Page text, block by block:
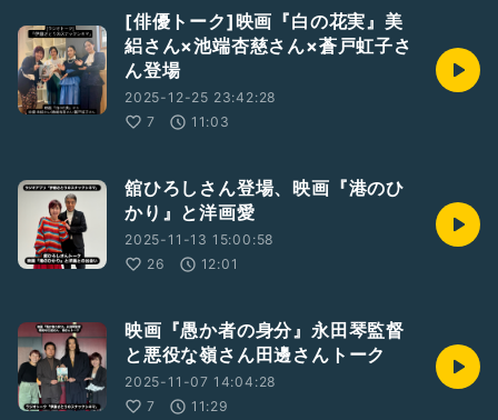
[俳優トーク]映画『白の花実』美
絽さん×池端杏慈さん×蒼戸虹子さ
ん登場
2025-12-25 23:42:28
7
11:03
舘ひろしさん登場、映画『港のひ
かり』と洋画愛
2025-11-13 15:00:58
26
12:01
映画『愚か者の身分』永田琴監督
と悪役な嶺さん田邊さんトーク
2025-11-07 14:04:28
7
11:29